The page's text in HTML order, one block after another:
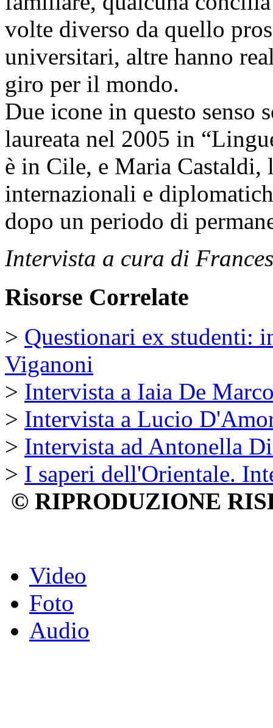
volte diverso da quello
universitari, altre hanno
giro per il mondo.
Due icone in questo senso
laureata nel 2005 in
è in Cile, e Maria Castaldi,
internazionali e
dopo un periodo di
Intervista a cura di
Risorse Correlate
> Questionari ex studenti:
Viganoni
> Intervista a Iaia De
> Intervista a Lucio
> Intervista ad Antonella
> I saperi dell'Orientale.
© RIPRODUZIONE
Video
Foto
Audio